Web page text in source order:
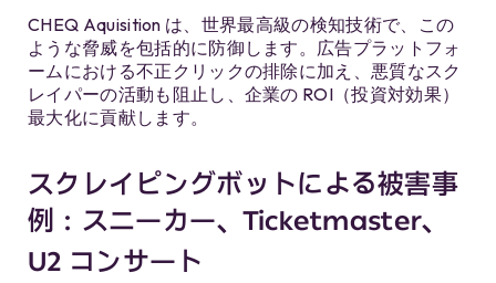
CHEQ Aquisition は、世界最高級の検知技術で、この
ような脅威を包括的に防御します。広告プラットフォ
ームにおける不正クリックの排除に加え、悪質なスク
レイパーの活動も阻止し、企業の ROI（投資対効果）
最大化に貢献します。
スクレイピングボットによる被害事
例：スニーカー、Ticketmaster、
U2 コンサート